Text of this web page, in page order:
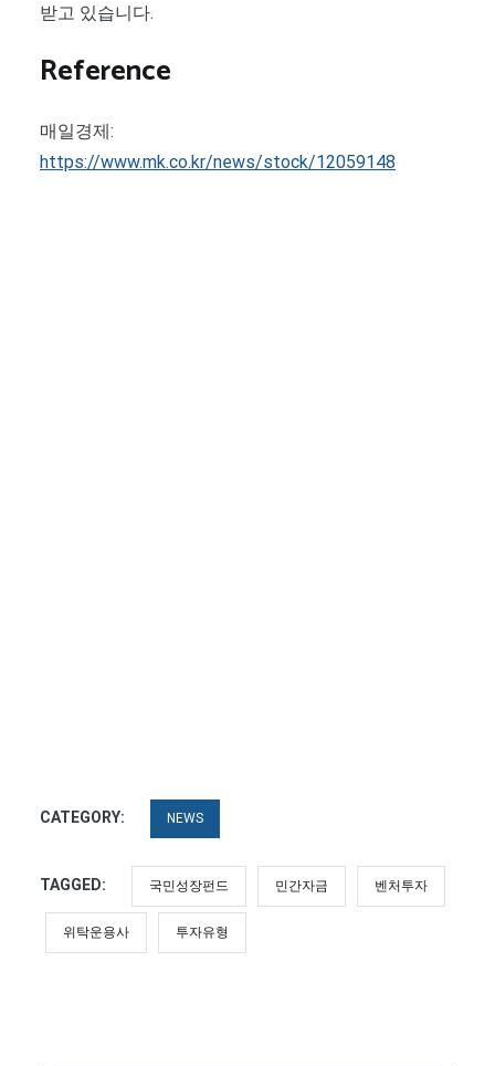
받고 있습니다.
Reference
매일경제:
https://www.mk.co.kr/news/stock/12059148
CATEGORY: NEWS
TAGGED: 국민성장펀드 민간자금 벤처투자
위탁운용사 투자유형